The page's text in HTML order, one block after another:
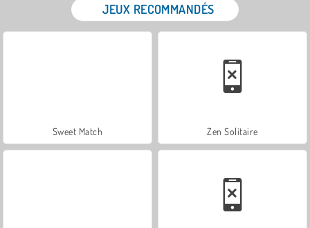
JEUX RECOMMANDÉS
Sweet Match Zen Solitaire